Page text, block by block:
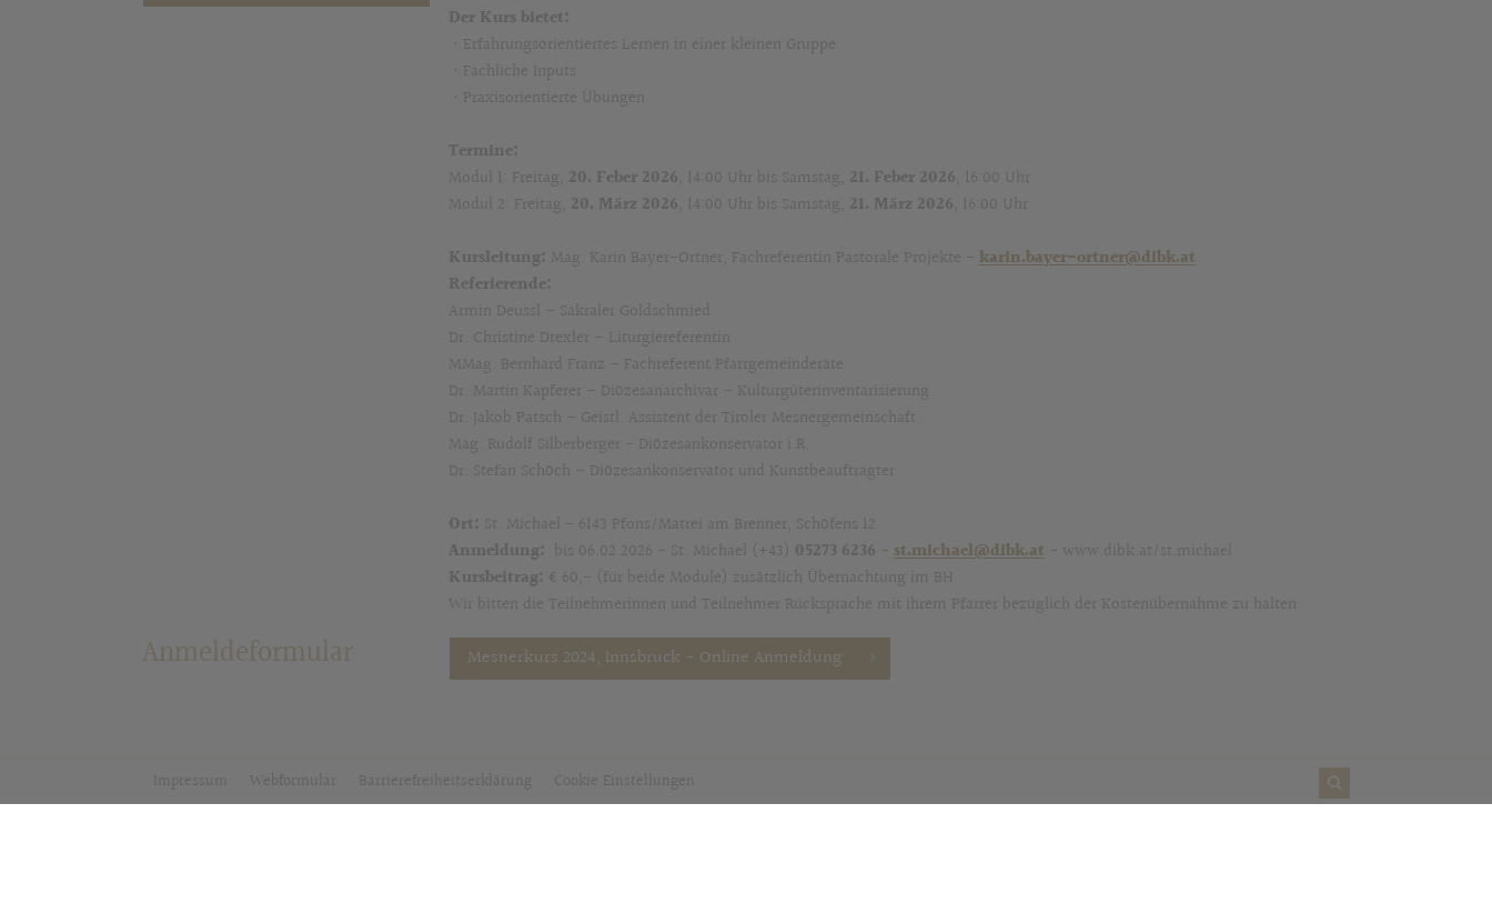
Der Kurs bietet:
• Erfahrungsorientiertes Lernen in einer kleinen Gruppe
• Fachliche Inputs
• Praxisorientierte Übungen
Termine:
Modul 1: Freitag, 20. Feber 2026 , 14:00 Uhr bis Samstag, 21. Feber 2026 , 16:00 Uhr
Modul 2: Freitag, 20. März 2026 , 14:00 Uhr bis Samstag, 21. März 2026 , 16:00 Uhr
Kursleitung: Mag. Karin Bayer-Ortner, Fachreferentin Pastorale Projekte - karin.bayer-ortner@dibk.at
Referierende:
Armin Deussl – Sakraler Goldschmied
Dr. Christine Drexler – Liturgiereferentin
MMag. Bernhard Franz – Fachreferent Pfarrgemeinderäte
Dr. Martin Kapferer – Diözesanarchivar – Kulturgüterinventarisierung
Dr. Jakob Patsch – Geistl. Assistent der Tiroler Mesnergemeinschaft
Mag. Rudolf Silberberger - Diözesankonservator i.R.
Dr. Stefan Schöch – Diözesankonservator und Kunstbeauftragter
Ort: St. Michael - 6143 Pfons/Matrei am Brenner, Schöfens 12
Anmeldung:
bis 06.02.2026 - St. Michael (+43) 05273 6236 - st.michael@dibk.at - www.dibk.at/st.michael
Kursbeitrag: € 60,- (für beide Module) zusätzlich Übernachtung im BH
Wir bitten die Teilnehmerinnen und Teilnehmer Rücksprache mit ihrem Pfarrer bezüglich der Kostenübernahme zu halten.
Anmeldeformular Mesnerkurs 2024, Innsbruck - Online Anmeldung
Impressum Webformular Barrierefreiheitserklärung Cookie Einstellungen